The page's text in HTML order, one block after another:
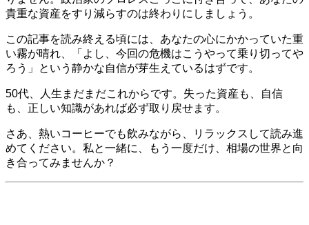
貴重な資産をすり減らすのは終わりにしましょう。
この記事を読み終える頃には、あなたの心にかかっていた重
い霧が晴れ、「よし、今回の危機はこうやって乗り切ってや
ろう」という静かな自信が芽生えているはずです。
50代、人生まだまだこれからです。失った資産も、自信
も、正しい知識があれば必ず取り戻せます。
さあ、熱いコーヒーでも飲みながら、リラックスして読み進
めてください。私と一緒に、もう一度だけ、相場の世界と向
き合ってみませんか？